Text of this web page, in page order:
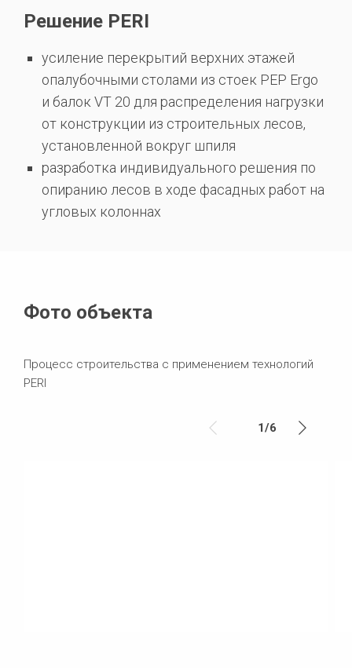
Решение PERI
усиление перекрытий верхних этажей
опалубочными столами из стоек PEP Ergo
и балок VT 20 для распределения нагрузки
от конструкции из строительных лесов,
установленной вокруг шпиля
разработка индивидуального решения по
опиранию лесов в ходе фасадных работ на
угловых колоннах
Фото объекта
Процесс строительства c применением технологий
PERI
1/6